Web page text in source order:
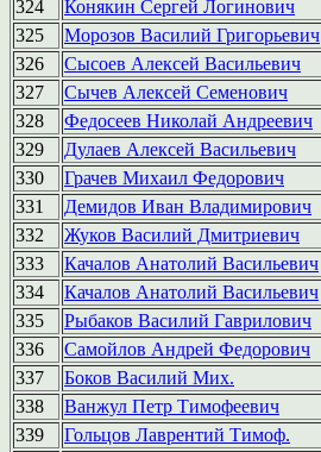
324
Конякин Сергей Логинович
325
Морозов Василий Григорьевич
326
Сысоев Алексей Васильевич
327
Сычев Алексей Семенович
328
Федосеев Николай Андреевич
329
Дулаев Алексей Васильевич
330
Грачев Михаил Федорович
331
Демидов Иван Владимирович
332
Жуков Василий Дмитриевич
333
Качалов Анатолий Васильевич
334
Качалов Анатолий Васильевич
335
Рыбаков Василий Гаврилович
336
Самойлов Андрей Федорович
337
Боков Василий Мих.
338
Ванжул Петр Тимофеевич
339
Гольцов Лаврентий Тимоф.